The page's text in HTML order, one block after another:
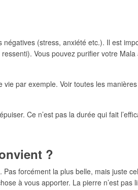
(stress, anxiété etc.). Il est
Vous pouvez purifier votre
par exemple. Voir toutes les
Ce n’est pas la durée qui fait
?
forcément la plus belle, mais juste
à vous apporter. La pierre n’est pas